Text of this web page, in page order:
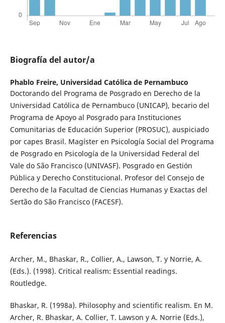
Biografía del autor/a
Phablo Freire, Universidad Católica de Pernambuco
Doctorando del Programa de Posgrado en Derecho de la
Universidad Católica de Pernambuco (UNICAP), becario del
Programa de Apoyo al Posgrado para Instituciones
Comunitarias de Educación Superior (PROSUC), auspiciado
por capes Brasil. Magíster en Psicología Social del Programa
de Posgrado en Psicología de la Universidad Federal del
Vale do São Francisco (UNIVASF). Posgrado en Gestión
Pública y Derecho Constitucional. Profesor del Consejo de
Derecho de la Facultad de Ciencias Humanas y Exactas del
Sertão do São Francisco (FACESF).
Referencias
Archer, M., Bhaskar, R., Collier, A., Lawson, T. y Norrie, A.
(Eds.). (1998). Critical realism: Essential readings.
Routledge.
Bhaskar, R. (1998a). Philosophy and scientific realism. En M.
Archer, R. Bhaskar, A. Collier, T. Lawson y A. Norrie (Eds.),